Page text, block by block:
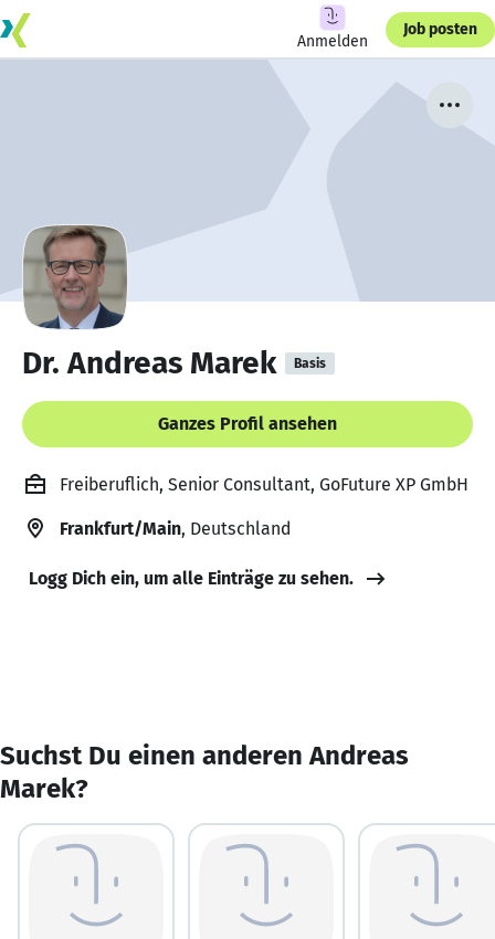
Anmelden
Job posten
Dr. Andreas Marek Basis
Ganzes Profil ansehen
Freiberuflich, Senior Consultant, GoFuture XP GmbH
Frankfurt/Main, Deutschland
Logg Dich ein, um alle Einträge zu sehen.
Suchst Du einen anderen Andreas
Marek?